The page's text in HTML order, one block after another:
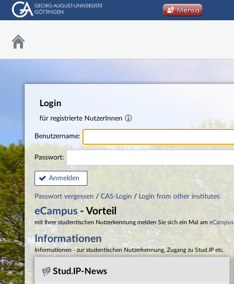
Login
für registrierte NutzerInnen
Benutzername:
Passwort:
Anmelden
Passwort vergessen / CAS-Login / Login from other institutes
eCampus - Vorteil
mit Ihrer studentischen Nutzerkennung melden Sie sich ein Mal am eCampus
Informationen
Informationen - zur studentischen Nutzerkennung, Zugang zu Stud.IP etc.
Stud.IP-News